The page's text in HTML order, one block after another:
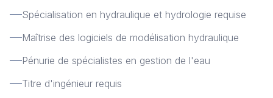
Spécialisation en hydraulique et hydrologie requise
Maîtrise des logiciels de modélisation hydraulique
Pénurie de spécialistes en gestion de l'eau
Titre d'ingénieur requis